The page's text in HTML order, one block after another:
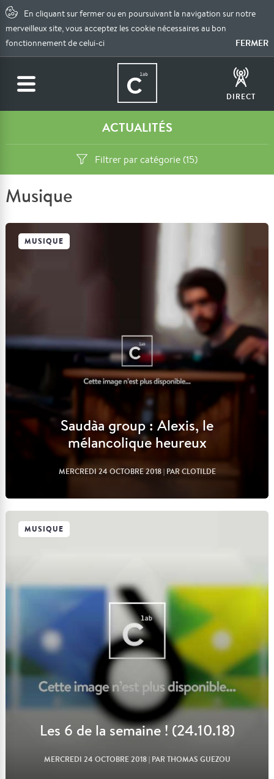
En cliquant sur fermer ou en poursuivant la navigation sur notre
merveilleux site, vous acceptez les cookie nécessaires au bon
fonctionnement de celui-ci
FERMER
DIRECT
ACTUALITÉS
Filtrer par catégorie (15)
Musique
Saudàa group : Alexis, le
mélancolique heureux
MERCREDI 24 OCTOBRE 2018| PAR CLOTILDE
Lire l'article
MUSIQUE
Les 6 de la semaine ! (24.10.18)
MERCREDI 24 OCTOBRE 2018| PAR THOMAS GUEZOU
MUSIQUE